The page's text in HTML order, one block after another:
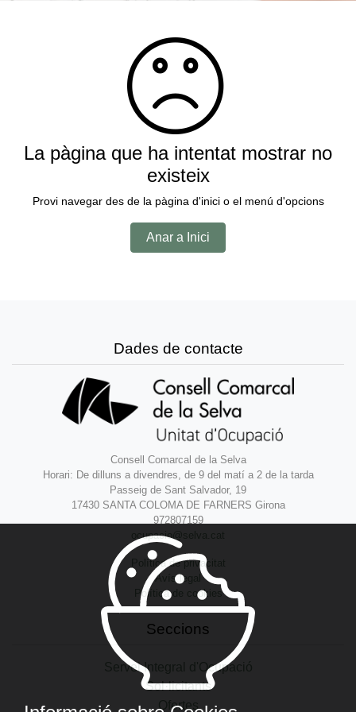
La pàgina que ha intentat mostrar no
existeix
Provi navegar des de la pàgina d'inici o el menú d'opcions
Anar a Inici
Dades de contacte
Consell Comarcal de la Selva
Horari: De dilluns a divendres, de 9 del matí a 2 de la tarda
Passeig de Sant Salvador, 19
17430 SANTA COLOMA DE FARNERS Girona
972807159
ocupacio@selva.cat
Política de privacitat
Avís legal
Política de cookies
Seccions
Servei Integral d'Ocupació
Sol·licitants
Ofertes